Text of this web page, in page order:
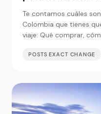
Te contamos cuáles
Colombia que tienes
viaje: Qué comprar,
POSTS EXACT CHANGE